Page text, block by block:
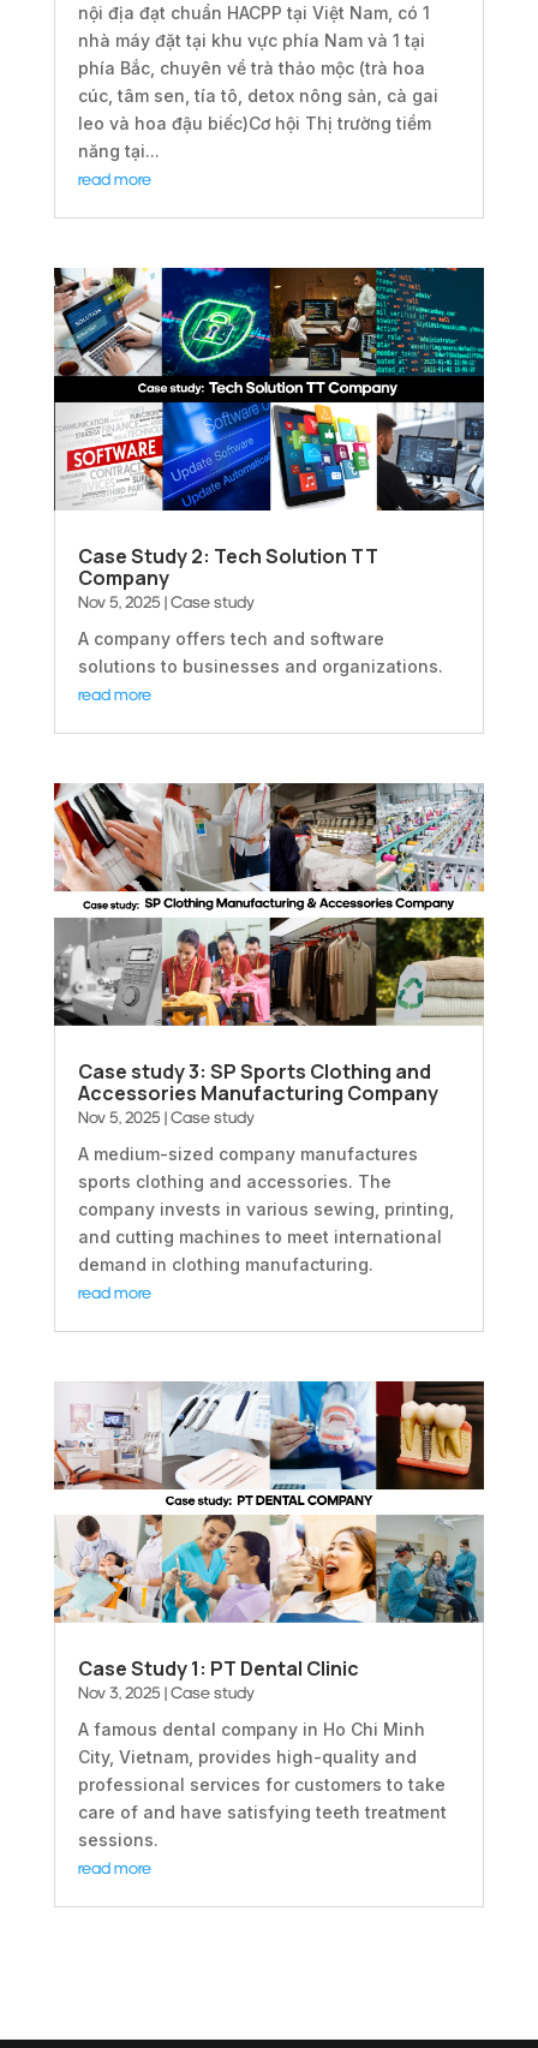
nội địa đạt chuẩn HACPP tại Việt Nam, có 1
nhà máy đặt tại khu vực phía Nam và 1 tại
phía Bắc, chuyên về trà thảo mộc (trà hoa
cúc, tâm sen, tía tô, detox nông sản, cà gai
leo và hoa đậu biếc)Cơ hội Thị trường tiềm
năng tại...
read more
Case Study 2: Tech Solution TT
Company
Nov 5, 2025 Case study
A company offers tech and software
solutions to businesses and organizations.
read more
Case study 3: SP Sports Clothing and
Accessories Manufacturing Company
Nov 5, 2025 | Case study
A medium-sized company manufactures
sports clothing and accessories. The
company invests in various sewing, printing,
and cutting machines to meet international
demand in clothing manufacturing.
read more
Case Study 1: PT Dental Clinic
Nov 3, 2025 Case study
A famous dental company in Ho Chi Minh
City, Vietnam, provides high-quality and
professional services for customers to take
care of and have satisfying teeth treatment
sessions.
read more